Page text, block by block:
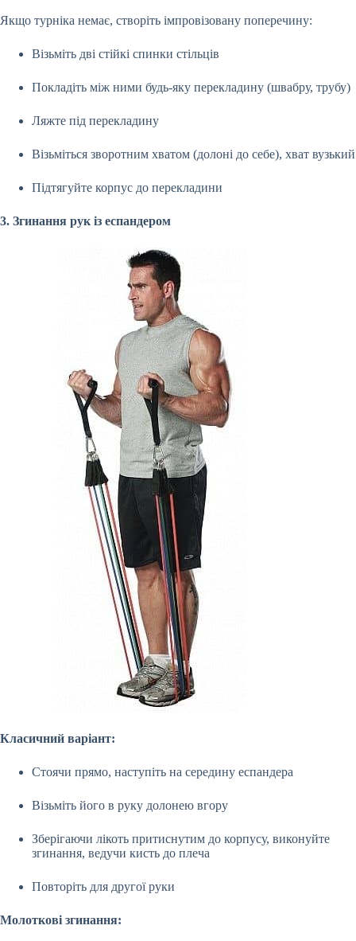
Якщо турніка немає, створіть імпровізовану поперечину:
Візьміть дві стійкі спинки стільців
Покладіть між ними будь-яку перекладину (швабру, трубу)
Ляжте під перекладину
Візьміться зворотним хватом (долоні до себе), хват вузький
Підтягуйте корпус до перекладини
3. Згинання рук із еспандером
Класичний варіант:
Стоячи прямо, наступіть на середину еспандера
Візьміть його в руку долонею вгору
Зберігаючи лікоть притиснутим до корпусу, виконуйте
згинання, ведучи кисть до плеча
Повторіть для другої руки
Молоткові згинання: